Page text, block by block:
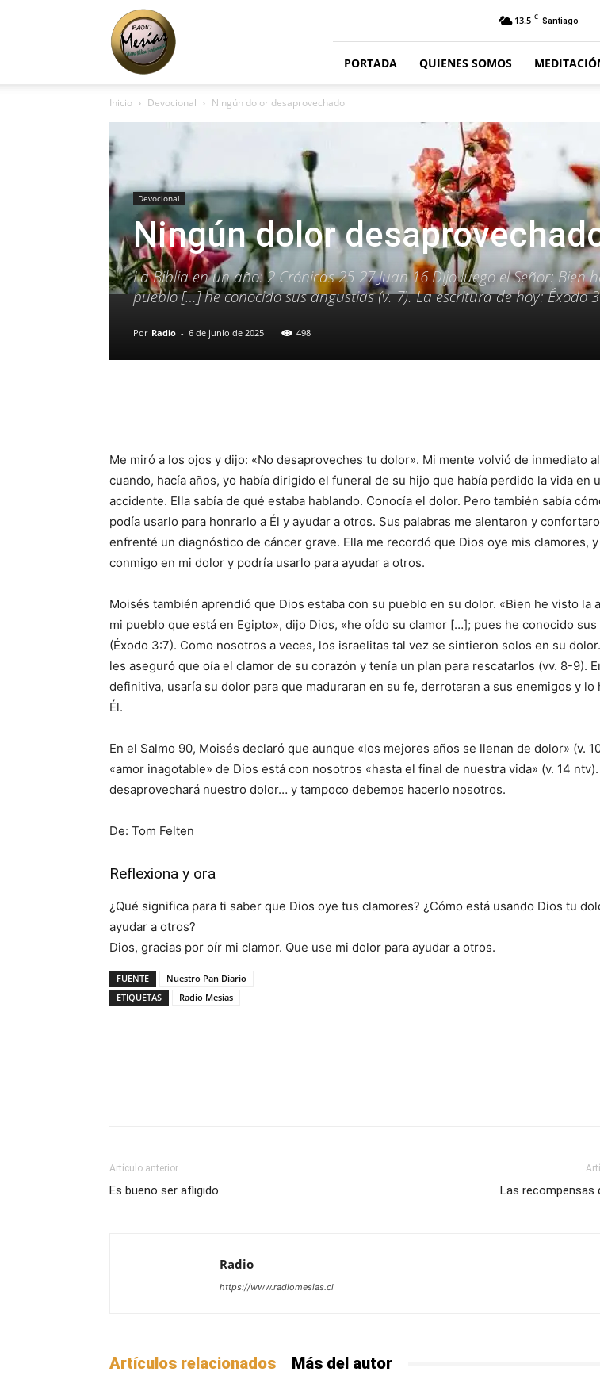
Radio
Mesías
13.5 C Santiago
PORTADA QUIENES SOMOS
Inicio Devocional Ningún dolor desaprovechado
Devocional
Ningún dolor
La Biblia en un año: 2 Crónicas 25-27 Juan 16 Dijo luego el Señor: Bien
pueblo […] he conocido sus angustias (v. 7). La escritura de hoy: Éxodo
Por Radio - 6 de junio de 2025 498
Me miró a los ojos y dijo: «No desaproveches tu dolor». Mi mente volvió de inmediato
cuando, hacía años, yo había dirigido el funeral de su hijo que había perdido la vida en
accidente. Ella sabía de qué estaba hablando. Conocía el dolor. Pero también sabía
podía usarlo para honrarlo a Él y ayudar a otros. Sus palabras me alentaron y
enfrenté un diagnóstico de cáncer grave. Ella me recordó que Dios oye mis clamores,
conmigo en mi dolor y podría usarlo para ayudar a otros.
Moisés también aprendió que Dios estaba con su pueblo en su dolor. «Bien he visto la
mi pueblo que está en Egipto», dijo Dios, «he oído su clamor […]; pues he conocido sus
(Éxodo 3:7). Como nosotros a veces, los israelitas tal vez se sintieron solos en su
les aseguró que oía el clamor de su corazón y tenía un plan para rescatarlos (vv. 8-9).
definitiva, usaría su dolor para que maduraran en su fe, derrotaran a sus enemigos y lo
Él.
En el Salmo 90, Moisés declaró que aunque «los mejores años se llenan de dolor» (v.
«amor inagotable» de Dios está con nosotros «hasta el final de nuestra vida» (v. 14 ntv).
desaprovechará nuestro dolor… y tampoco debemos hacerlo nosotros.
De: Tom Felten
Reflexiona y ora
¿Qué significa para ti saber que Dios oye tus clamores? ¿Cómo está usando Dios tu
ayudar a otros?
Dios, gracias por oír mi clamor. Que use mi dolor para ayudar a otros.
FUENTE
Nuestro Pan Diario
ETIQUETAS
Radio Mesías
Artículo anterior
Es bueno ser afligido Las recompensas
Radio
https://www.radiomesias.cl
Artículos relacionados Más del autor